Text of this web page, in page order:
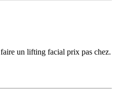
un lifting facial prix pas chez.